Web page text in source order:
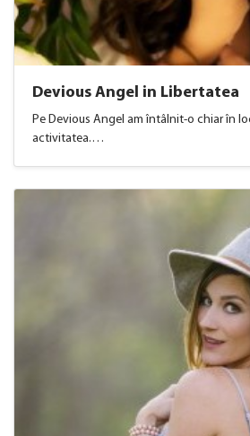
Devious Angel in Libertatea
Pe Devious Angel am întâlnit-o chiar în
activitatea.…